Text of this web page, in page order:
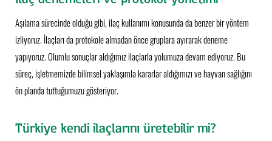
Aşılama sürecinde olduğu gibi, ilaç kullanımı konusunda da benzer bir yöntem
izliyoruz. İlaçları da protokole almadan önce gruplara ayırarak deneme
yapıyoruz. Olumlu sonuçlar aldığımız ilaçlarla yolumuza devam ediyoruz. Bu
süreç, işletmemizde bilimsel yaklaşımla kararlar aldığımızı ve hayvan sağlığını
ön planda tuttuğumuzu gösteriyor.
Türkiye kendi ilaçlarını üretebilir mi?